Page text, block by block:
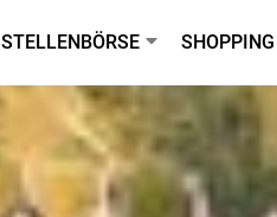
STELLENBÖRSE SHOPPING